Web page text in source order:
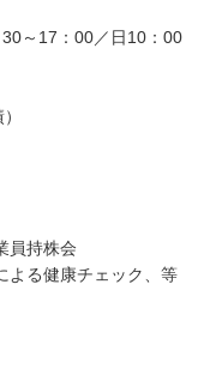
～17：00／日10：00
員持株会
健康チェック、等